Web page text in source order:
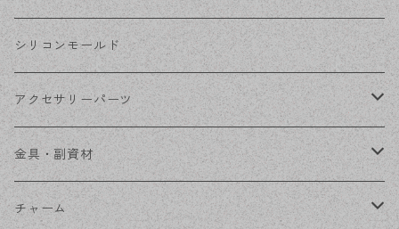
ステンレス・ゴールド
ノンホールピアス
ステンレスイヤリング
ステンレスチェーン
ステンレス金具
シリコンモールド
アクセサリーパーツ
デザイン丸カン
フレーム
金具・副資材
丸カン
チャーム